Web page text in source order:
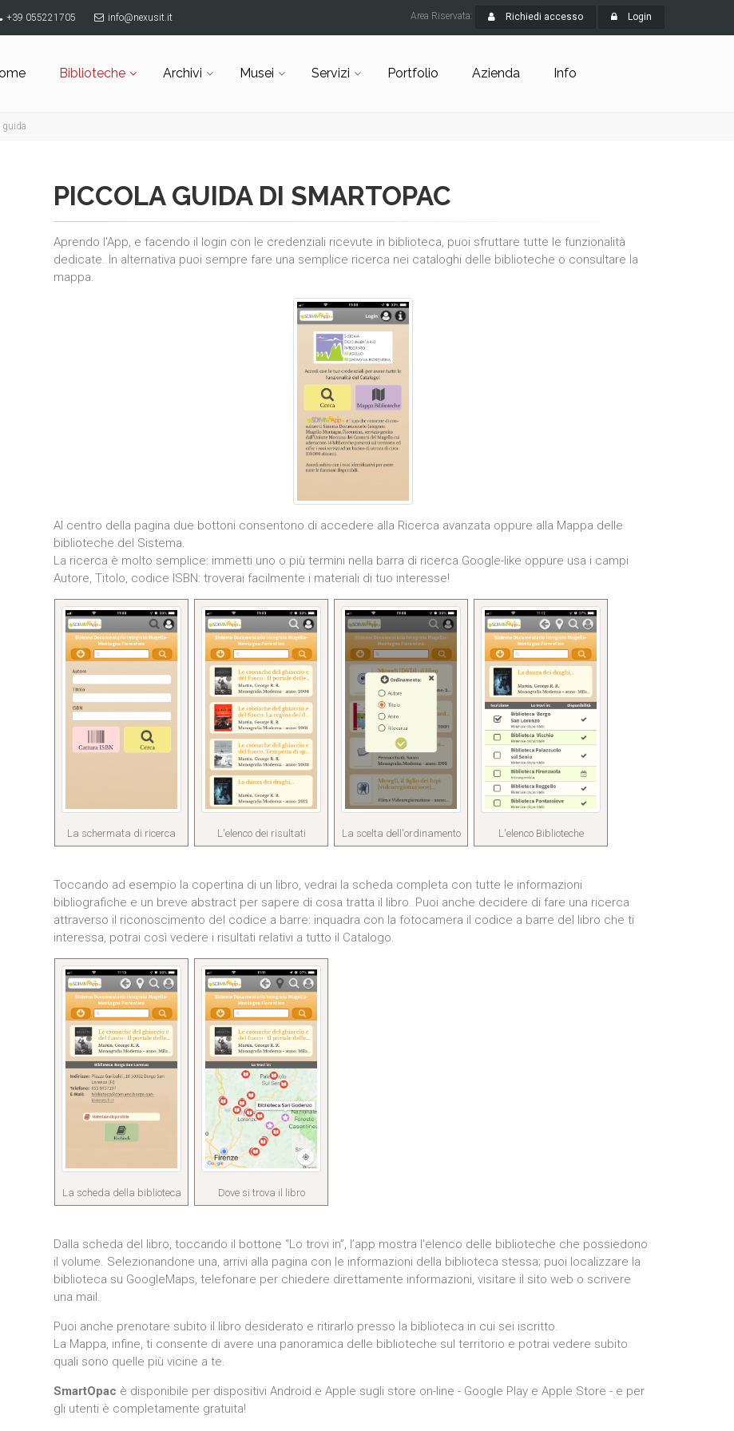
+39 055221705 info@nexusit.it Area Riservata: Richiedi accesso Login
Biblioteche Archivi Musei Servizi Portfolio Azienda Info
guida
PICCOLA GUIDA DI SMARTOPAC
Aprendo l'App, e facendo il login con le credenziali ricevute in biblioteca, puoi sfruttare tutte le funzionalità
dedicate. In alternativa puoi sempre fare una semplice ricerca nei cataloghi delle biblioteche o consultare la
mappa.
Al centro della pagina due bottoni consentono di accedere alla Ricerca avanzata oppure alla Mappa delle
biblioteche del Sistema.
La ricerca è molto semplice: immetti uno o più termini nella barra di ricerca Google-like oppure usa i campi
Autore, Titolo, codice ISBN: troverai facilmente i materiali di tuo interesse!
La schermata di ricerca L'elenco dei risultati La scelta dell'ordinamento L'elenco Biblioteche
Toccando ad esempio la copertina di un libro, vedrai la scheda completa con tutte le informazioni
bibliografiche e un breve abstract per sapere di cosa tratta il libro. Puoi anche decidere di fare una ricerca
attraverso il riconoscimento del codice a barre: inquadra con la fotocamera il codice a barre del libro che ti
interessa, potrai così vedere i risultati relativi a tutto il Catalogo.
La scheda della biblioteca Dove si trova il libro
Dalla scheda del libro, toccando il bottone “Lo trovi in”, l’app mostra l'elenco delle biblioteche che possiedono
il volume. Selezionandone una, arrivi alla pagina con le informazioni della biblioteca stessa; puoi localizzare la
biblioteca su GoogleMaps, telefonare per chiedere direttamente informazioni, visitare il sito web o scrivere
una mail.
Puoi anche prenotare subito il libro desiderato e ritirarlo presso la biblioteca in cui sei iscritto.
La Mappa, infine, ti consente di avere una panoramica delle biblioteche sul territorio e potrai vedere subito
quali sono quelle più vicine a te.
SmartOpac è disponibile per dispositivi Android e Apple sugli store on-line - Google Play e Apple Store - e per
gli utenti è completamente gratuita!